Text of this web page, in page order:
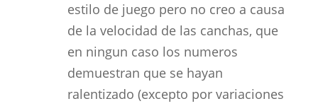
estilo de juego pero no creo a causa
de la velocidad de las canchas, que
en ningun caso los numeros
demuestran que se hayan
ralentizado (excepto por variaciones